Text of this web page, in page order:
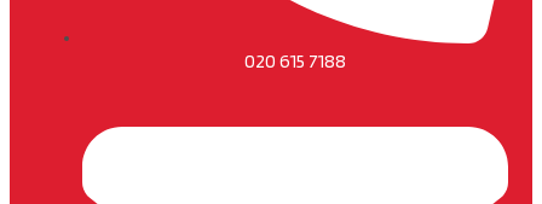
020 615 7188